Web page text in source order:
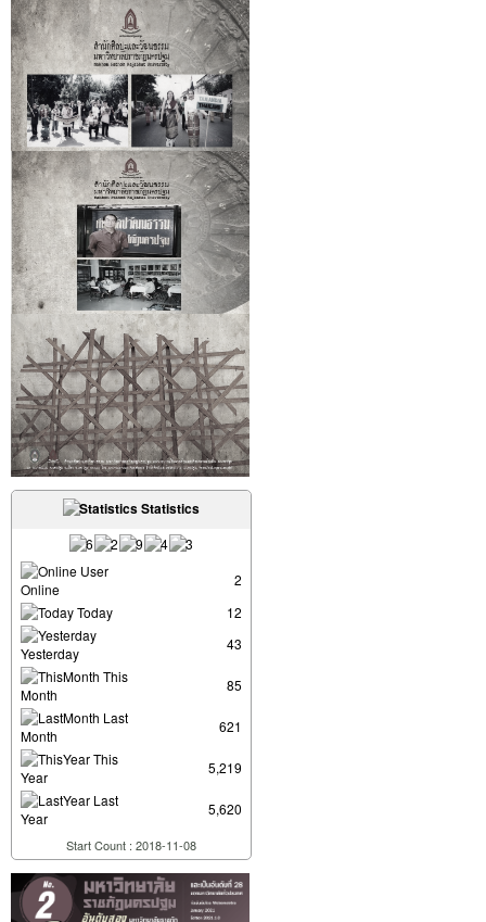
Statistics
User
Online
2
Today
12
Yesterday
43
This
Month
85
Last
Month
621
This
Year
5,219
Last
Year
5,620
Start Count : 2018-11-08